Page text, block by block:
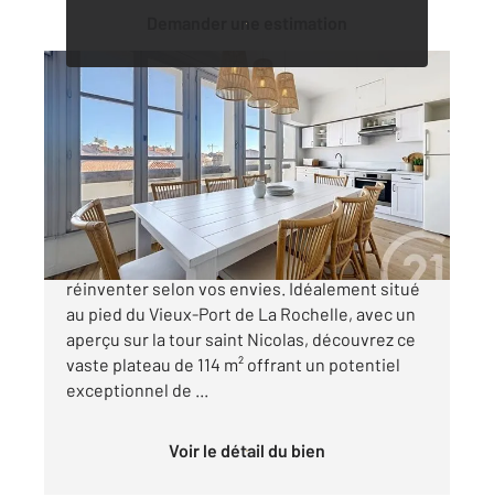
Demander une estimation
LA ROCHELLE 17
114,25 m
, 4 pièces
Appartement à vendre
399 900 €
LA ROCHELLE VIEUX-PORT Un bien rare à
réinventer selon vos envies. Idéalement situé
au pied du Vieux-Port de La Rochelle, avec un
aperçu sur la tour saint Nicolas, découvrez ce
vaste plateau de 114 m² offrant un potentiel
exceptionnel de ...
Voir le détail du bien